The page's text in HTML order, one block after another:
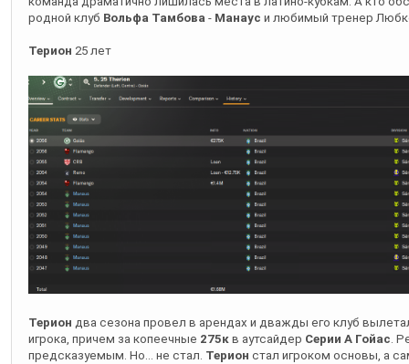
Терион два сезона провел в арендах и дважды его клуб
предсказуемым. Но... не стал.Терионстал игроком основы, а
Пэйсти24 года 41(4) года 7 голов 8 ассистов 6.84